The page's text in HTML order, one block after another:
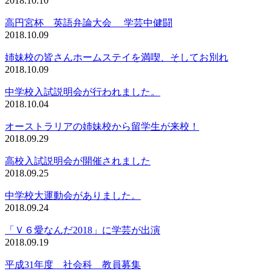
高円宮杯 英語弁論大会 学芸中健闘
2018.10.09
姉妹校の皆さんホームステイを満喫、そしてお別れ
2018.10.09
中学校入試説明会が行われました。
2018.10.04
オーストラリアの姉妹校から留学生が来校！
2018.09.29
高校入試説明会が開催されました
2018.09.25
中学校大運動会がありました。
2018.09.24
「Ｖ６愛なんだ2018」に学芸が出演
2018.09.19
平成31年度 社会科 教員募集